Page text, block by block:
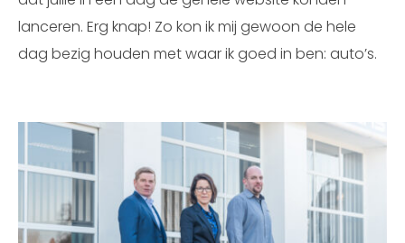
lanceren. Erg knap! Zo kon ik mij gewoon de hele
dag bezig houden met waar ik goed in ben: auto’s.